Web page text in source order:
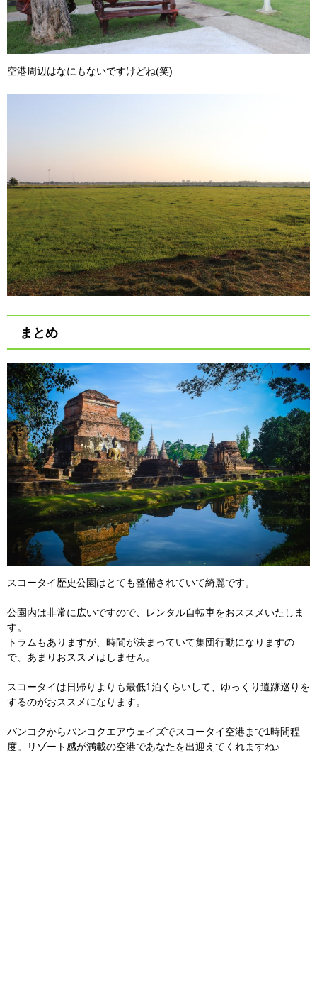
空港周辺はなにもないですけどね(笑)
まとめ
スコータイ歴史公園はとても整備されていて綺麗です。
公園内は非常に広いですので、レンタル自転車をおススメいたしま
す。
トラムもありますが、時間が決まっていて集団行動になりますの
で、あまりおススメはしません。
スコータイは日帰りよりも最低1泊くらいして、ゆっくり遺跡巡りを
するのがおススメになります。
バンコクからバンコクエアウェイズでスコータイ空港まで1時間程
度。リゾート感が満載の空港であなたを出迎えてくれますね♪